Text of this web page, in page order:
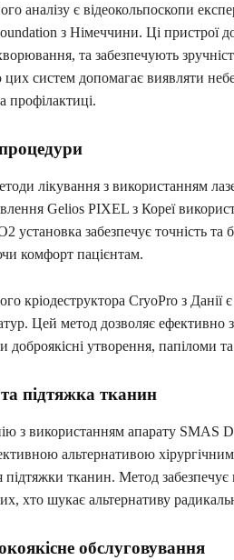
аналізу є відеокольпоскопи
з Німеччини. Ці пристрої
та забезпечують
систем допомагає виявляти
профілактиці.
лікування з використанням
Gelios PIXEL з Кореї
установка забезпечує точність та
комфорт пацієнтам.
кріодеструктора CryoPro з
Цей метод дозволяє ефективно
доброякісні утворення, папіломи
підтяжка тканин
з використанням апарату SMAS
альтернативою
підтяжки тканин. Метод
хто шукає альтернативу
обслуговування